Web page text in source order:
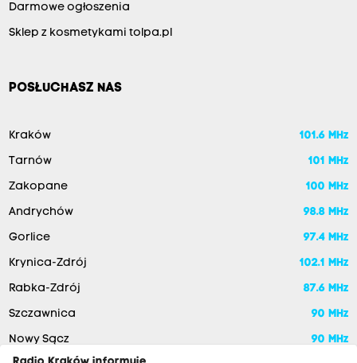
Darmowe ogłoszenia
Sklep z kosmetykami tolpa.pl
POSŁUCHASZ NAS
Kraków 101.6 MHz
Tarnów 101 MHz
Zakopane 100 MHz
Andrychów 98.8 MHz
Gorlice 97.4 MHz
Krynica-Zdrój 102.1 MHz
Rabka-Zdrój 87.6 MHz
Szczawnica 90 MHz
Nowy Sącz
90 MHz